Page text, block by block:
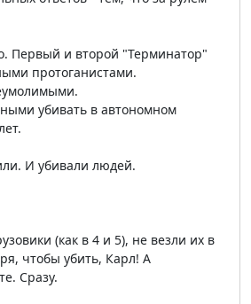
Первый и второй "Терминатор"
протоганистами.
убивать в автономном
И убивали людей.
(как в 4 и 5), не везли их в
чтобы убить, Карл! А
Сразу.